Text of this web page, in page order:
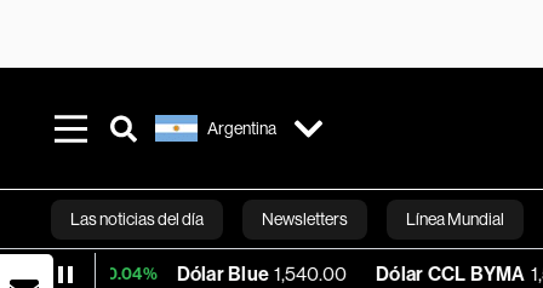
Argentina
Las noticias del día Newsletters Línea Mundial
Bloomberg
Dólar Blue 1,540.00 Dólar CCL BYMA 1,576.47